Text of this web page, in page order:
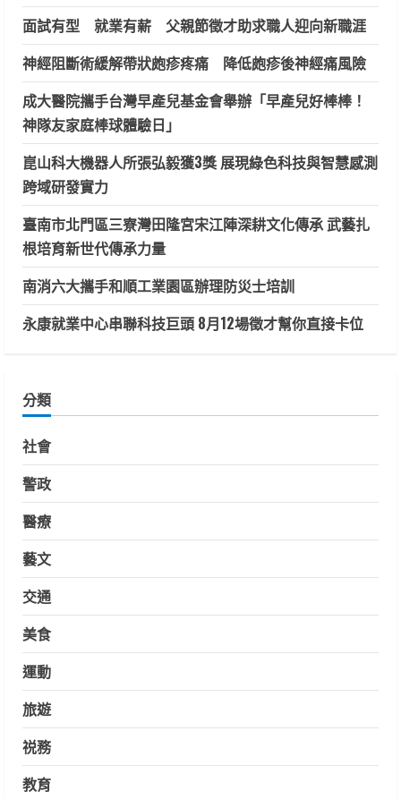
面試有型 就業有薪 父親節徵才助求職人迎向新職涯
神經阻斷術緩解帶狀皰疹疼痛 降低皰疹後神經痛風險
成大醫院攜手台灣早產兒基金會舉辦「早產兒好棒棒！
神隊友家庭棒球體驗日」
崑山科大機器人所張弘毅獲3獎 展現綠色科技與智慧感測
跨域研發實力
臺南市北門區三寮灣田隆宮宋江陣深耕文化傳承 武藝扎
根培育新世代傳承力量
南消六大攜手和順工業園區辦理防災士培訓
永康就業中心串聯科技巨頭 8月12場徵才幫你直接卡位
分類
社會
警政
醫療
藝文
交通
美食
運動
旅遊
祱務
教育